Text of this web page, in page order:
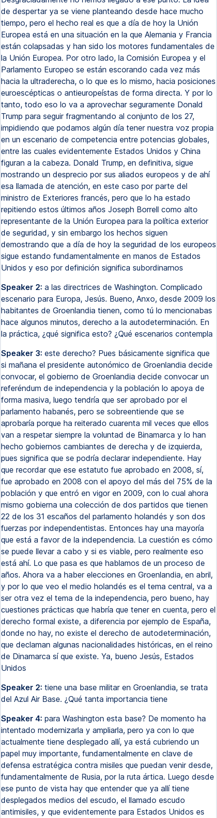
de despertar ya se viene planteando desde hace mucho
tiempo, pero el hecho real es que a día de hoy la Unión
Europea está en una situación en la que Alemania y Francia
están colapsadas y han sido los motores fundamentales de
la Unión Europea. Por otro lado, la Comisión Europea y el
Parlamento Europeo se están escorando cada vez más
hacia la ultraderecha, o lo que es lo mismo, hacia posiciones
euroescépticas o antieuropeístas de forma directa. Y por lo
tanto, todo eso lo va a aprovechar seguramente Donald
Trump para seguir fragmentando al conjunto de los 27,
impidiendo que podamos algún día tener nuestra voz propia
en un escenario de competencia entre potencias globales,
entre las cuales evidentemente Estados Unidos y China
figuran a la cabeza. Donald Trump, en definitiva, sigue
mostrando un desprecio por sus aliados europeos y de ahí
esa llamada de atención, en este caso por parte del
ministro de Exteriores francés, pero que lo ha estado
repitiendo estos últimos años Joseph Borrell como alto
representante de la Unión Europea para la política exterior
de seguridad, y sin embargo los hechos siguen
demostrando que a día de hoy la seguridad de los europeos
sigue estando fundamentalmente en manos de Estados
Unidos y eso por definición significa subordinarnos
Speaker 2: a las directrices de Washington. Complicado
escenario para Europa, Jesús. Bueno, Anxo, desde 2009 los
habitantes de Groenlandia tienen, como tú lo mencionabas
hace algunos minutos, derecho a la autodeterminación. En
la práctica, ¿qué significa esto? ¿Qué escenarios contempla
Speaker 3: este derecho? Pues básicamente significa que
si mañana el presidente autonómico de Groenlandia decide
convocar, el gobierno de Groenlandia decide convocar un
referéndum de independencia y la población lo apoya de
forma masiva, luego tendría que ser aprobado por el
parlamento habanés, pero se sobreentiende que se
aprobaría porque ha reiterado cuarenta mil veces que ellos
van a respetar siempre la voluntad de Binamarca y lo han
hecho gobiernos cambiantes de derecha y de izquierda,
pues significa que se podría declarar independiente. Hay
que recordar que ese estatuto fue aprobado en 2008, sí,
fue aprobado en 2008 con el apoyo del más del 75% de la
población y que entró en vigor en 2009, con lo cual ahora
mismo gobierna una colección de dos partidos que tienen
22 de los 31 escaños del parlamento holandés y son dos
fuerzas por independentistas. Entonces hay una mayoría
que está a favor de la independencia. La cuestión es cómo
se puede llevar a cabo y si es viable, pero realmente eso
está ahí. Lo que pasa es que hablamos de un proceso de
años. Ahora va a haber elecciones en Groenlandia, en abril,
y por lo que veo el medio holandés es el tema central, va a
ser otra vez el tema de la independencia, pero bueno, hay
cuestiones prácticas que habría que tener en cuenta, pero el
derecho formal existe, a diferencia por ejemplo de España,
donde no hay, no existe el derecho de autodeterminación,
que declaman algunas nacionalidades históricas, en el reino
de Dinamarca sí que existe. Ya, bueno Jesús, Estados
Unidos
Speaker 2: tiene una base militar en Groenlandia, se trata
del Azul Air Base. ¿Qué tanta importancia tiene
Speaker 4: para Washington esta base? De momento ha
intentado modernizarla y ampliarla, pero ya con lo que
actualmente tiene desplegado allí, ya está cubriendo un
papel muy importante, fundamentalmente en clave de
defensa estratégica contra misiles que puedan venir desde,
fundamentalmente de Rusia, por la ruta ártica. Luego desde
ese punto de vista hay que entender que ya allí tiene
desplegados medios del escudo, el llamado escudo
antimisiles, y que evidentemente para Estados Unidos es